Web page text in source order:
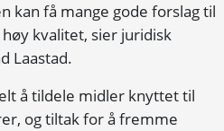
kan få mange gode forslag til
kvalitet, sier juridisk
Laastad.
å tildele midler knyttet til
og tiltak for å fremme